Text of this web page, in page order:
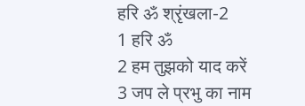
हरि ॐ श्रृंखला-2
1 हरि ॐ
2 हम तुझको याद करें
3 जप ले प्रभु का नाम